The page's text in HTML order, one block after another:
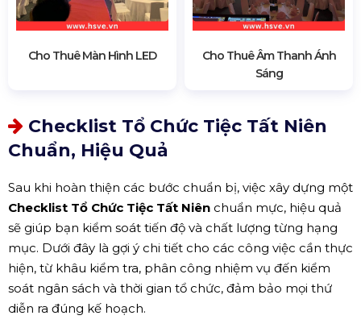
Cho Thuê Màn Hình LED
Cho Thuê Âm Thanh Ánh
Sáng
Checklist Tổ Chức Tiệc Tất Niên
Chuẩn, Hiệu Quả
Sau khi hoàn thiện các bước chuẩn bị, việc xây dựng một
Checklist Tổ Chức Tiệc Tất Niên chuẩn mực, hiệu quả
sẽ giúp bạn kiểm soát tiến độ và chất lượng từng hạng
mục. Dưới đây là gợi ý chi tiết cho các công việc cần thực
hiện, từ khâu kiểm tra, phân công nhiệm vụ đến kiểm
soát ngân sách và thời gian tổ chức, đảm bảo mọi thứ
diễn ra đúng kế hoạch.